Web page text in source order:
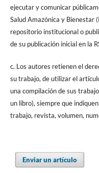
ejecutar y comunicar
Salud Amazónica y Bienestar
repositorio institucional o
de su publicación inicial en la
c. Los autores retienen el
su trabajo, de utilizar el
una compilación de sus
un libro), siempre que
trabajo, revista, volumen,
Enviar un artículo